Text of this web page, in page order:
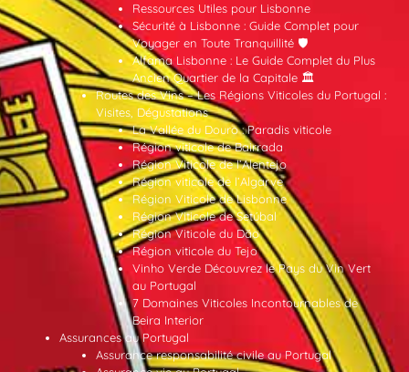
Ressources Utiles pour Lisbonne
Sécurité à Lisbonne : Guide Complet pour
Voyager en Toute Tranquillité 🛡️
Alfama Lisbonne : Le Guide Complet du Plus
Ancien Quartier de la Capitale 🏛️
Routes des Vins – Les Régions Viticoles du Portugal :
Visites, Dégustations
La Vallée du Douro : Paradis viticole
Région viticole de Bairrada
Région Viticole de l’Alentejo
Région viticole de l’Algarve
Région Viticole de Lisbonne
Région Viticole de Setúbal
Région Viticole du Dão
Région viticole du Tejo
Vinho Verde Découvrez le Pays du Vin Vert
au Portugal
7 Domaines Viticoles Incontournables de
Beira Interior
Assurances au Portugal
Assurance responsabilité civile au Portugal